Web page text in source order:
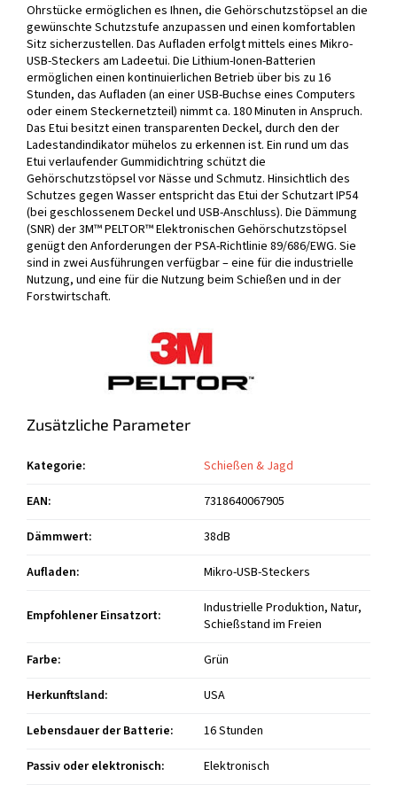
Ohrstücke ermöglichen es Ihnen, die Gehörschutzstöpsel an die
gewünschte Schutzstufe anzupassen und einen komfortablen
Sitz sicherzustellen. Das Aufladen erfolgt mittels eines Mikro-
USB-Steckers am Ladeetui. Die Lithium-Ionen-Batterien
ermöglichen einen kontinuierlichen Betrieb über bis zu 16
Stunden, das Aufladen (an einer USB-Buchse eines Computers
oder einem Steckernetzteil) nimmt ca. 180 Minuten in Anspruch.
Das Etui besitzt einen transparenten Deckel, durch den der
Ladestandindikator mühelos zu erkennen ist. Ein rund um das
Etui verlaufender Gummidichtring schützt die
Gehörschutzstöpsel vor Nässe und Schmutz. Hinsichtlich des
Schutzes gegen Wasser entspricht das Etui der Schutzart IP54
(bei geschlossenem Deckel und USB-Anschluss). Die Dämmung
(SNR) der 3M™ PELTOR™ Elektronischen Gehörschutzstöpsel
genügt den Anforderungen der PSA-Richtlinie 89/686/EWG. Sie
sind in zwei Ausführungen verfügbar – eine für die industrielle
Nutzung, und eine für die Nutzung beim Schießen und in der
Forstwirtschaft.
Zusätzliche Parameter
Kategorie:
Schießen & Jagd
EAN:
7318640067905
Dämmwert:
38dB
Aufladen: Mikro-USB-Steckers
Empfohlener Einsatzort:
Industrielle Produktion, Natur,
Schießstand im Freien
Farbe:
Grün
Herkunftsland:
USA
Lebensdauer der Batterie:
16 Stunden
Passiv oder elektronisch:
Elektronisch